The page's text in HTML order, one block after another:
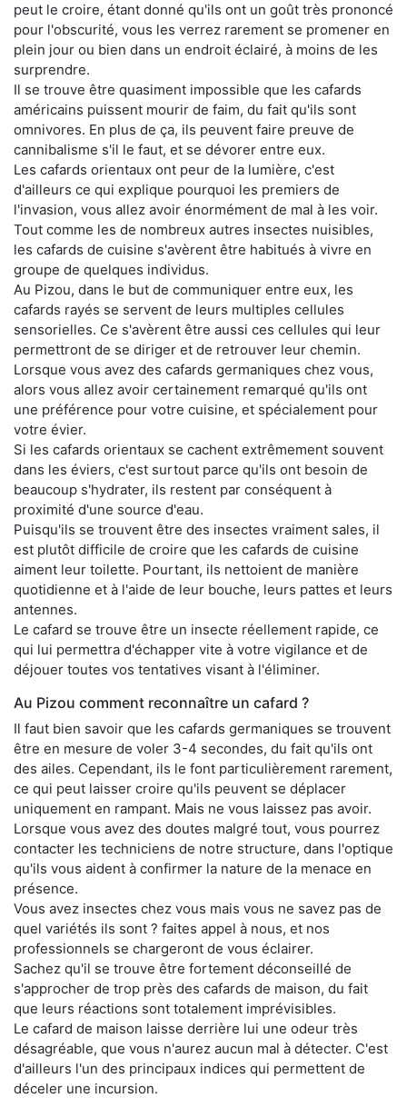
peut le croire, étant donné qu'ils ont un goût très prononcé
pour l'obscurité, vous les verrez rarement se promener en
plein jour ou bien dans un endroit éclairé, à moins de les
surprendre.
Il se trouve être quasiment impossible que les cafards
américains puissent mourir de faim, du fait qu'ils sont
omnivores. En plus de ça, ils peuvent faire preuve de
cannibalisme s'il le faut, et se dévorer entre eux.
Les cafards orientaux ont peur de la lumière, c'est
d'ailleurs ce qui explique pourquoi les premiers de
l'invasion, vous allez avoir énormément de mal à les voir.
Tout comme les de nombreux autres insectes nuisibles,
les cafards de cuisine s'avèrent être habitués à vivre en
groupe de quelques individus.
Au Pizou, dans le but de communiquer entre eux, les
cafards rayés se servent de leurs multiples cellules
sensorielles. Ce s'avèrent être aussi ces cellules qui leur
permettront de se diriger et de retrouver leur chemin.
Lorsque vous avez des cafards germaniques chez vous,
alors vous allez avoir certainement remarqué qu'ils ont
une préférence pour votre cuisine, et spécialement pour
votre évier.
Si les cafards orientaux se cachent extrêmement souvent
dans les éviers, c'est surtout parce qu'ils ont besoin de
beaucoup s'hydrater, ils restent par conséquent à
proximité d'une source d'eau.
Puisqu'ils se trouvent être des insectes vraiment sales, il
est plutôt difficile de croire que les cafards de cuisine
aiment leur toilette. Pourtant, ils nettoient de manière
quotidienne et à l'aide de leur bouche, leurs pattes et leurs
antennes.
Le cafard se trouve être un insecte réellement rapide, ce
qui lui permettra d'échapper vite à votre vigilance et de
déjouer toutes vos tentatives visant à l'éliminer.
Au Pizou comment reconnaître un cafard ?
Il faut bien savoir que les cafards germaniques se trouvent
être en mesure de voler 3-4 secondes, du fait qu'ils ont
des ailes. Cependant, ils le font particulièrement rarement,
ce qui peut laisser croire qu'ils peuvent se déplacer
uniquement en rampant. Mais ne vous laissez pas avoir.
Lorsque vous avez des doutes malgré tout, vous pourrez
contacter les techniciens de notre structure, dans l'optique
qu'ils vous aident à confirmer la nature de la menace en
présence.
Vous avez insectes chez vous mais vous ne savez pas de
quel variétés ils sont ? faites appel à nous, et nos
professionnels se chargeront de vous éclairer.
Sachez qu'il se trouve être fortement déconseillé de
s'approcher de trop près des cafards de maison, du fait
que leurs réactions sont totalement imprévisibles.
Le cafard de maison laisse derrière lui une odeur très
désagréable, que vous n'aurez aucun mal à détecter. C'est
d'ailleurs l'un des principaux indices qui permettent de
déceler une incursion.